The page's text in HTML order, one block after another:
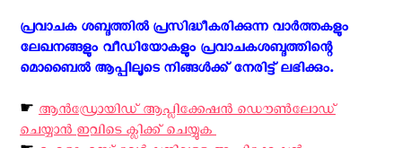
പ്രവാചക ശബ്ദത്തിൽ പ്രസിദ്ധീകരിക്കുന്ന വാർത്തകളും
ലേഖനങ്ങളും വീഡിയോകളും പ്രവാചകശബ്ദത്തിന്റെ
മൊബൈൽ ആപ്പിലൂടെ നിങ്ങൾക്ക് നേരിട്ട് ലഭിക്കും. ‍
☛ ആന്‍ഡ്രോയിഡ് ആപ്ലിക്കേഷന്‍ ഡൌണ്‍ലോഡ്
ചെയ്യാന്‍ ഇവിടെ ക്ലിക്ക് ചെയ്യുക ‍